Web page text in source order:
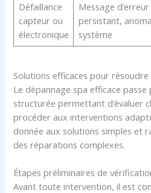
Défaillance
capteur ou
électronique
Message d’erreur
persistant,
système
Solutions efficaces pour résoudre
Le dépannage spa efficace
structurée permettant d’évaluer
procéder aux interventions
donnée aux solutions simples et
des réparations complexes.
Étapes préliminaires de
Avant toute intervention, il est